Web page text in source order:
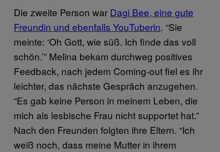
Die zweite Person war Dagi Bee, eine gute
Freundin und ebenfalls YouTuberin. “Sie
meinte: ‘Oh Gott, wie süß. Ich finde das voll
schön.’” Melina bekam durchweg positives
Feedback, nach jedem Coming-out fiel es ihr
leichter, das nächste Gespräch anzugehen.
“Es gab keine Person in meinem Leben, die
mich als lesbische Frau nicht supportet hat.”
Nach den Freunden folgten ihre Eltern. “Ich
weiß noch, dass meine Mutter in ihrem